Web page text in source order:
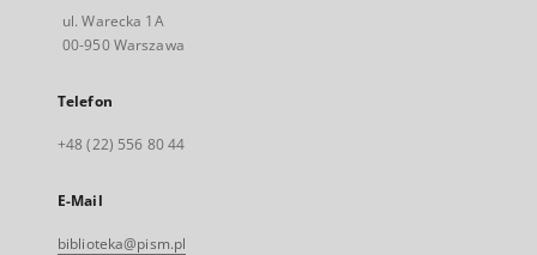
ul. Warecka 1A
00-950 Warszawa
Telefon
+48 (22) 556 80 44
E-Mail
biblioteka@pism.pl